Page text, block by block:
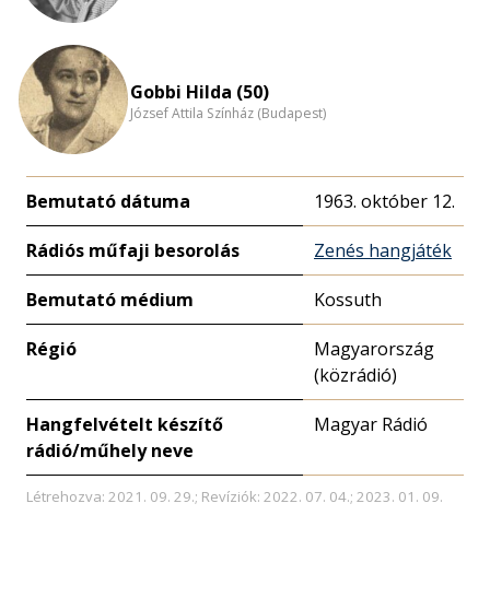
Gobbi Hilda (50)
József Attila Színház (Budapest)
Bemutató dátuma 1963. október 12.
Rádiós műfaji besorolás Zenés hangjáték
Bemutató médium Kossuth
Régió
Magyarország
(közrádió)
Hangfelvételt készítő
rádió/műhely neve
Magyar Rádió
Létrehozva: 2021. 09. 29.; Revíziók: 2022. 07. 04.; 2023. 01. 09.